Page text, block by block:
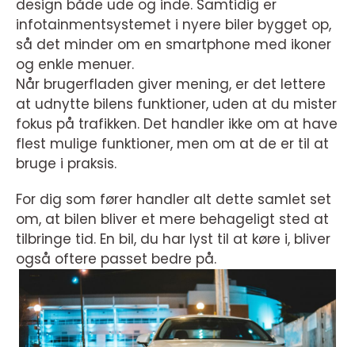
design både ude og inde. Samtidig er
infotainmentsystemet i nyere biler bygget op,
så det minder om en smartphone med ikoner
og enkle menuer.
Når brugerfladen giver mening, er det lettere
at udnytte bilens funktioner, uden at du mister
fokus på trafikken. Det handler ikke om at have
flest mulige funktioner, men om at de er til at
bruge i praksis.
For dig som fører handler alt dette samlet set
om, at bilen bliver et mere behageligt sted at
tilbringe tid. En bil, du har lyst til at køre i, bliver
også oftere passet bedre på.